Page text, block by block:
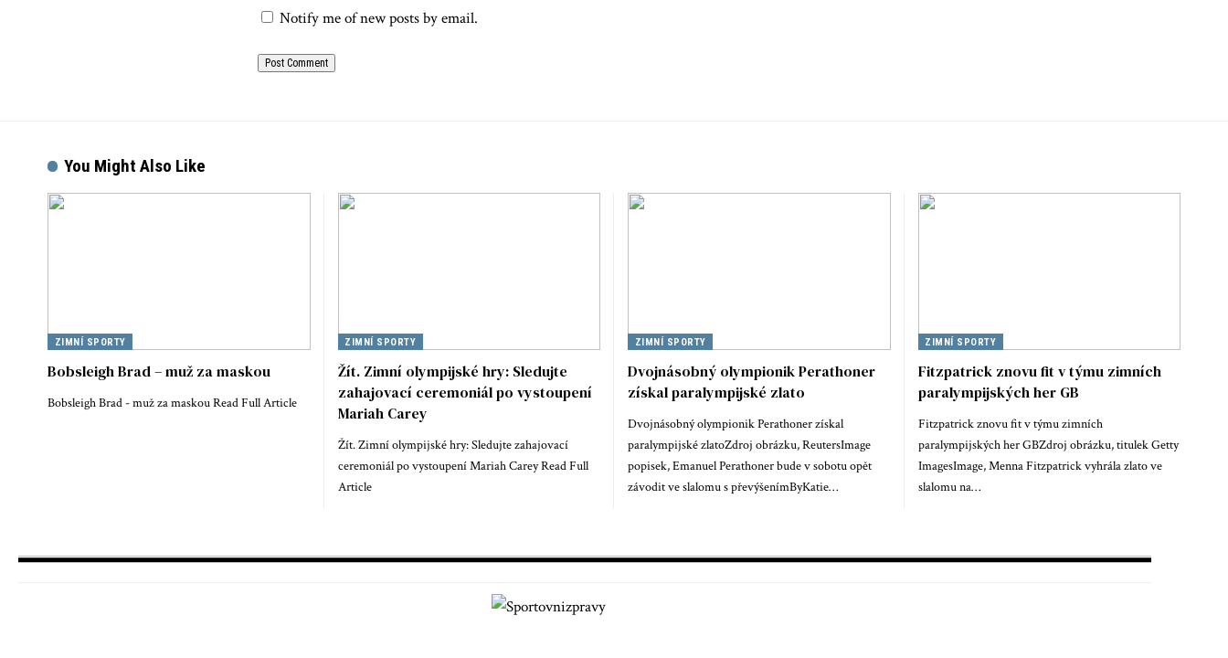
Notify me of new posts by email.
You Might Also Like
ZIMNÍ SPORTY
Bobsleigh Brad – muž za maskou
Bobsleigh Brad - muž za maskou Read Full Article
ZIMNÍ SPORTY
Žít. Zimní olympijské hry: Sledujte
zahajovací ceremoniál po vystoupení
Mariah Carey
Žít. Zimní olympijské hry: Sledujte zahajovací
ceremoniál po vystoupení Mariah Carey Read Full
Article
ZIMNÍ SPORTY
Dvojnásobný olympionik Perathoner
získal paralympijské zlato
Dvojnásobný olympionik Perathoner získal
paralympijské zlatoZdroj obrázku, ReutersImage
popisek, Emanuel Perathoner bude v sobotu opět
závodit ve slalomu s převýšenímByKatie…
ZIMNÍ SPORTY
Fitzpatrick znovu fit v týmu zimních
paralympijských her GB
Fitzpatrick znovu fit v týmu zimních
paralympijských her GBZdroj obrázku, titulek Getty
ImagesImage, Menna Fitzpatrick vyhrála zlato ve
slalomu na…